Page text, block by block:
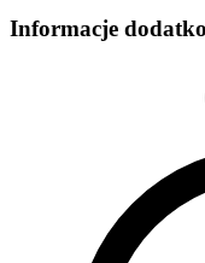
Informacje